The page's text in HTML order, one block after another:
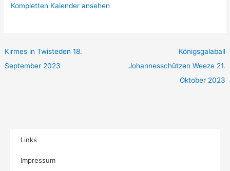
Kompletten Kalender ansehen
Kirmes in Twisteden18.
September 2023
Königsgalaball
Johannesschützen Weeze 21.
Oktober 2023
Links
Impressum